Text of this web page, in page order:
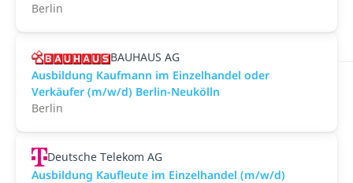
Berlin
BAUHAUS AG
Ausbildung Kaufmann im Einzelhandel oder
Verkäufer (m/w/d) Berlin-Neukölln
Berlin
Deutsche Telekom AG
Ausbildung Kaufleute im Einzelhandel (m/w/d)